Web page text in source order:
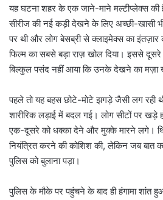
यह घटना शहर के एक जाने-माने मल्टीप्लेक्स की
सीरीज की नई कड़ी देखने के लिए अच्छी-खासी
पर थी और लोग बेसब्री से क्लाइमेक्स का
फिल्म का सबसे बड़ा राज़ खोल दिया। इससे
बिल्कुल पसंद नहीं आया कि उनके देखने का मज़ा
पहले तो यह बहस छोटे-मोटे झगड़े जैसी लग रही
शारीरिक लड़ाई में बदल गई। लोग सीटों पर खड़े
एक-दूसरे को धक्का देने और मुक्के मारने लगे।
नियंत्रित करने की कोशिश की, लेकिन जब बात
पुलिस को बुलाना पड़ा।
पुलिस के मौके पर पहुंचने के बाद ही हंगामा शांत